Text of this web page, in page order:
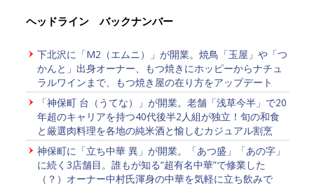
ヘッドライン バックナンバー
下北沢に「M2（エムニ）」が開業。焼鳥「玉屋」や「つ
かんと」出身オーナー、もつ焼きにホッピーからナチュ
ラルワインまで、もつ焼き屋の在り方をアップデート
「神保町 台（うてな）」が開業。老舗「浅草今半」で20
年超のキャリアを持つ40代後半2人組が独立！旬の和食
と厳選肉料理を各地の純米酒と愉しむカジュアル割烹
神保町に「立ち中華 異」が開業。「あつ盛」「あの字」
に続く3店舗目。誰もが知る“超有名中華”で修業した
（？）オーナー中村氏渾身の中華を気軽に立ち飲みで